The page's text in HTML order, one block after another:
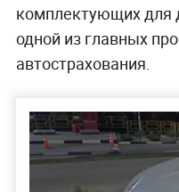
комплектующих для
одной из главных
автострахования.